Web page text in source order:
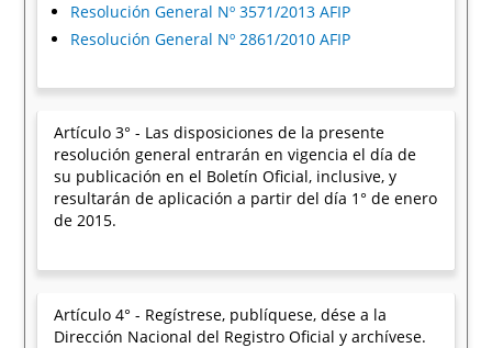
Resolución General Nº 3571/2013 AFIP
Resolución General Nº 2861/2010 AFIP
Artículo 3° - Las disposiciones de la presente
resolución general entrarán en vigencia el día de
su publicación en el Boletín Oficial, inclusive, y
resultarán de aplicación a partir del día 1° de enero
de 2015.
Artículo 4° - Regístrese, publíquese, dése a la
Dirección Nacional del Registro Oficial y archívese.